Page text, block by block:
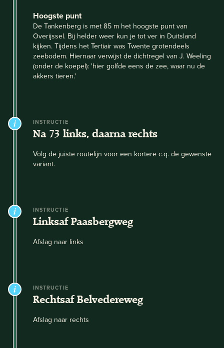
Hoogste punt
De Tankenberg is met 85 m het hoogste punt van
Overijssel. Bij helder weer kun je tot ver in Duitsland
kijken. Tijdens het Tertiair was Twente grotendeels
zeebodem. Hiernaar verwijst de dichtregel van J. Weeling
(onder de koepel): 'hier golfde eens de zee, waar nu de
akkers tieren.'
INSTRUCTIE
Na 73 links, daarna rechts
Volg de juiste routelijn voor een kortere c.q. de gewenste
variant.
INSTRUCTIE
Linksaf Paasbergweg
Afslag naar links
INSTRUCTIE
Rechtsaf Belvedereweg
Afslag naar rechts